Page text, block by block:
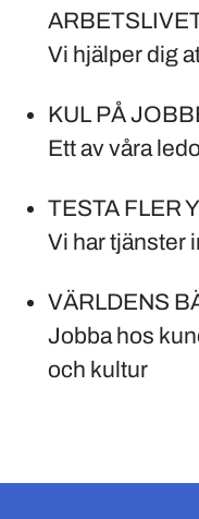
Vi hjälper dig
KUL PÅ
Ett av våra
TESTA FLER
Vi har tjänster
VÄRLDENS
Jobba hos
och kultur